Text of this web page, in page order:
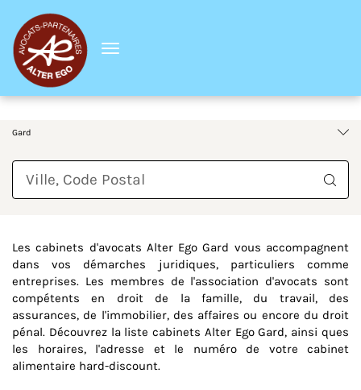
Menu
France
Gard
Requête
Les cabinets d'avocats Alter Ego Gard vous accompagnent
dans vos démarches juridiques, particuliers comme
entreprises. Les membres de l'association d'avocats sont
compétents en droit de la famille, du travail, des
assurances, de l'immobilier, des affaires ou encore du droit
pénal. Découvrez la liste cabinets Alter Ego Gard, ainsi ques
les horaires, l'adresse et le numéro de votre cabinet
alimentaire hard-discount.